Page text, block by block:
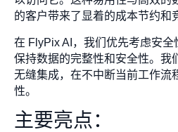
的客户带来了显着的成本节约和
在 FlyPix AI，我们优先考虑安
保持数据的完整性和安全性。我
无缝集成，在不中断当前工作流
性。
主要亮点：